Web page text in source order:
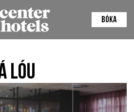
BÓKA
Lóu